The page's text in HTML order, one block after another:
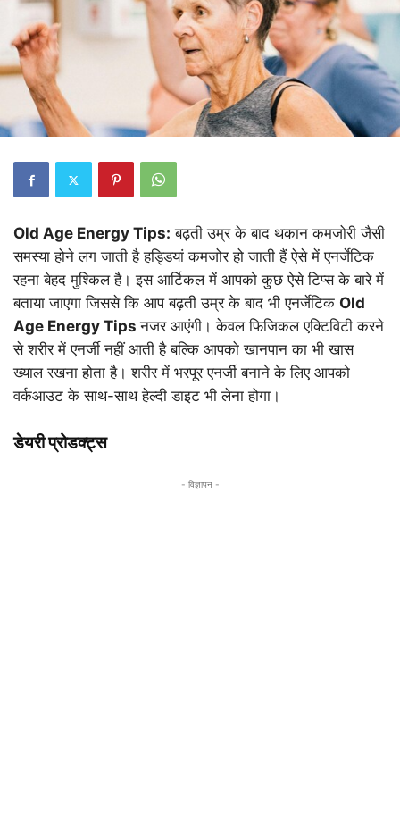
Old Age Energy Tips: बढ़ती उम्र के बाद थकान कमजोरी जैसी
समस्या होने लग जाती है हड्डियां कमजोर हो जाती हैं ऐसे में एनर्जेटिक
रहना बेहद मुश्किल है। इस आर्टिकल में आपको कुछ ऐसे टिप्स के बारे में
बताया जाएगा जिससे कि आप बढ़ती उम्र के बाद भी एनर्जेटिक Old
Age Energy Tipsनजर आएंगी। केवल फिजिकल एक्टिविटी करने
से शरीर में एनर्जी नहीं आती है बल्कि आपको खानपान का भी खास
ख्याल रखना होता है। शरीर में भरपूर एनर्जी बनाने के लिए आपको
वर्कआउट के साथ-साथ हेल्दी डाइट भी लेना होगा।
डेयरी प्रोडक्ट्स
- विज्ञापन -